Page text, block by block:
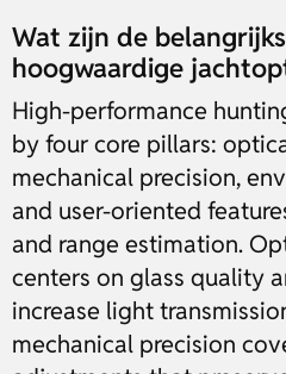
Wat zijn de
hoogwaardige
High-performance
by four core pillars:
mechanical precision,
and user-oriented
and range estimation.
centers on glass quality
increase light
mechanical precision